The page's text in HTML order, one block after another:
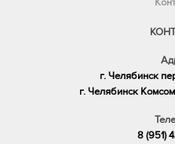
г. Челябинск
​г. Челябинск
8 (951)